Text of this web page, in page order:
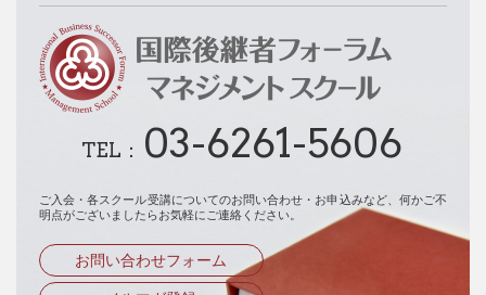
TEL： 03-6261-5606
ご入会・各スクール受講についてのお問い合わせ・お申込みなど、 何かご不
明点がございましたらお気軽にご連絡ください。
お問い合わせフォーム